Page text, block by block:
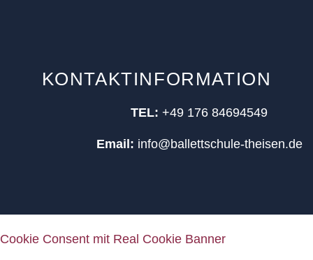
KONTAKTINFORMATION
TEL: +49 176 84694549
Email: info@ballettschule-theisen.de
Cookie Consent mit Real Cookie Banner